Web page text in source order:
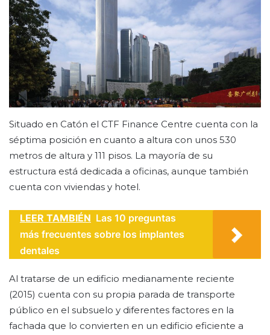
Situado en Catón el CTF Finance Centre cuenta con la
séptima posición en cuanto a altura con unos 530
metros de altura y 111 pisos. La mayoría de su
estructura está dedicada a oficinas, aunque también
cuenta con viviendas y hotel.
LEER TAMBIÉN Las 10 preguntas
más frecuentes sobre los implantes
dentales
Al tratarse de un edificio medianamente reciente
(2015) cuenta con su propia parada de transporte
público en el subsuelo y diferentes factores en la
fachada que lo convierten en un edificio eficiente a